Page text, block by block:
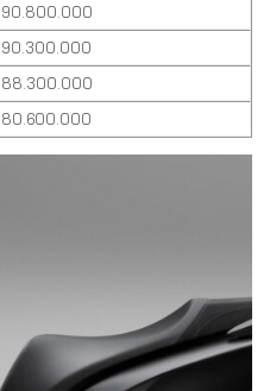
90.800.000
90.300.000
88.300.000
80.600.000